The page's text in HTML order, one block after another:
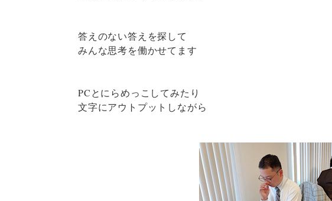
答えのない答えを探して
みんな思考を働かせてます
PCとにらめっこしてみたり
文字にアウトプットしながら